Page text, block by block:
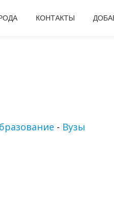
КОНТАКТЫ
- Вузы